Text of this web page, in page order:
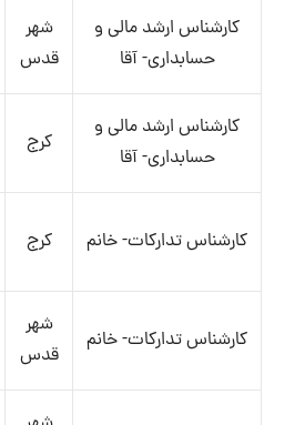
کارشناس ارشد مالی و
حسابداری- آقا
شهر
قدس
کارشناس ارشد مالی و
حسابداری- آقا
کرج
کارشناس تدارکات- خانم کرج
کارشناس تدارکات- خانم
شهر
قدس